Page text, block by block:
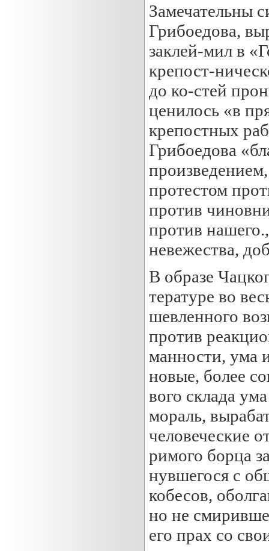
Замечательны
Грибоедова,
заклей-мил в
крепост-
до ко-стей
ценилось «в
крепостных
Грибоедова
протестом
против
против
невежества,
В образе
тературе во
шевленного
против
манности, ума
новые, более
вого склада
мораль,
человеческие
римого борца
нувшегося с
кобесов,
но не
его прах со